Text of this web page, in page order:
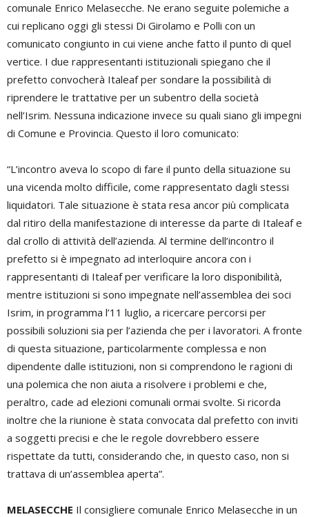
comunale Enrico Melasecche. Ne erano seguite polemiche a
cui replicano oggi gli stessi Di Girolamo e Polli con un
comunicato congiunto in cui viene anche fatto il punto di quel
vertice. I due rappresentanti istituzionali spiegano che il
prefetto convocherà Italeaf per sondare la possibilità di
riprendere le trattative per un subentro della società
nell’Isrim. Nessuna indicazione invece su quali siano gli impegni
di Comune e Provincia. Questo il loro comunicato:
“L’incontro aveva lo scopo di fare il punto della situazione su
una vicenda molto difficile, come rappresentato dagli stessi
liquidatori. Tale situazione è stata resa ancor più complicata
dal ritiro della manifestazione di interesse da parte di Italeaf e
dal crollo di attività dell’azienda. Al termine dell’incontro il
prefetto si è impegnato ad interloquire ancora con i
rappresentanti di Italeaf per verificare la loro disponibilità,
mentre istituzioni si sono impegnate nell’assemblea dei soci
Isrim, in programma l’11 luglio, a ricercare percorsi per
possibili soluzioni sia per l’azienda che per i lavoratori. A fronte
di questa situazione, particolarmente complessa e non
dipendente dalle istituzioni, non si comprendono le ragioni di
una polemica che non aiuta a risolvere i problemi e che,
peraltro, cade ad elezioni comunali ormai svolte. Si ricorda
inoltre che la riunione è stata convocata dal prefetto con inviti
a soggetti precisi e che le regole dovrebbero essere
rispettate da tutti, considerando che, in questo caso, non si
trattava di un’assemblea aperta”.
MELASECCHE Il consigliere comunale Enrico Melasecche in un